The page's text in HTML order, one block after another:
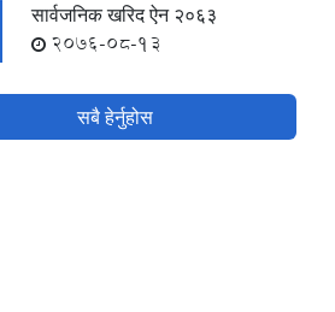
सार्वजनिक खरिद ऐन २०६३
2076-08-13
सबै हेर्नुहोस